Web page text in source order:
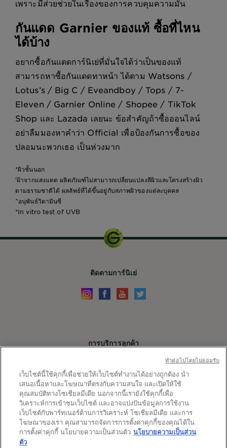
เพราะมีส่วยช่วยในเรื่องของการควบคุมความมัน
กันแดด Garnier ของแท้ ซื้อที่ไหน
ได้บ้าง
อยากซื้อกันแดดการ์นิเย่ที่มั่นใจได้ว่าเป็นของแท้
สามารถหาซื้อกันแดดทาหน้า ได้ตาม Watsons /
Lotus’s / Big C / Eveandboy / Tops / 7-
Eleven / Garnier Online / Shopee / TikTok
Shop และ Lazada เลยนะ ข้อสำคัญถ้าซื้อออนไลน์
อย่าลืมมองหาคำว่า Official เพื่อป้องกันการซื้อของ
ปลอมนะพวกเธอ เป็นห่วงมาก
*ผิวชั้นนอก
’ฝ้าจากแสงแดด ผลิตภัณฑ์ไม่สามารถเปลี่ยนแปลงสีผิวและโครงสร้างผิว
ตามธรรมชาติได้ ผลลัพธ์ที่ได้ขึ้นอยู่กับสภาพผิวของแต่ละบุคคล
^อนุพันธ์วิตามินซี
*In vitro test of UVB
ลิ้งค์ต่างๆ
แผนผังเว็บไซต์ การตั้งค่าคุกกี้
ข้อกำหนดและเงื่อนไข
นโยบายความเป็นส่วนตัว
ไอเท็มเด็ดจากการ์นิเย่
ประเทศ
การบริการลูกค้า
ติดตามการ์นิเย่
เว็บไซต์นี้ใช้คุกกี้เพื่อช่วยให้เว็บไซต์ทำงานได้อย่างถูกต้อง นำ
เสนอเนื้อหาและโฆษณาที่ตรงกับความสนใจ และเปิดให้ใช้
คุณสมบัติทางโซเชียลมีเดีย นอกจากนี้เรายังใช้คุกกี้เพื่อ
วิเคราะห์การเข้าชมเว็บไซต์ และอาจแบ่งปันข้อมูลการใช้งาน
เว็บไซต์กับพาร์ทเนอร์ด้านการวิเคราะห์ โซเชียลมีเดีย และการ
โฆษณาของเรา คุณสามารถจัดการการตั้งค่าคุกกี้ของคุณได้ใน
การตั้งค่าคุกกี้ นโยบายความเป็นส่วนตัว นโยบายความเป็นส่วน
ตัว
ทําต่อไปโดยไม่ยอมรับ